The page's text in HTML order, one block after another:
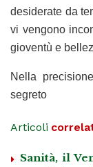
desiderate da
vi vengono
gioventù e
Nella
segreto
Articoli
Sanità, il